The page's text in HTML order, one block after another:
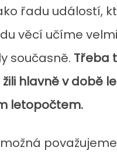
řadu událostí,
věcí učíme
současně. Třeba
hlavně vdobě
letopočtem.